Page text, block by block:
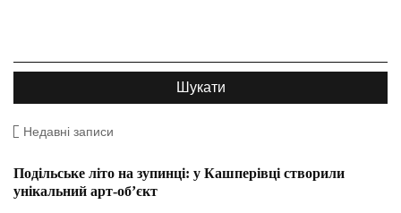
Недавні записи
Подільське літо на зупинці: у Кашперівці створили
унікальний арт-об’єкт